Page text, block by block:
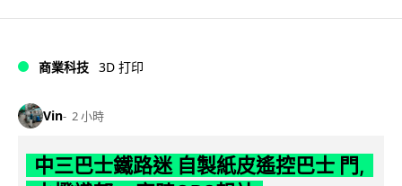
商業科技 3D 打印
Vin 2 小時
中三巴士鐵路迷 自製紙皮遙控巴士 門,